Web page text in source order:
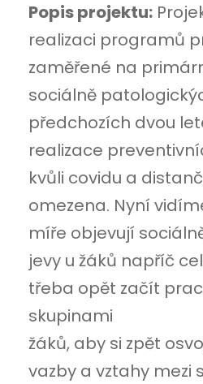
Popis projektu:
realizaci programů
zaměřené na
sociálně
předchozích dvou
realizace
kvůli covidu a
omezena. Nyní
míře objevují
jevy u žáků napříč
třeba opět začít
skupinami
žáků, aby si zpět
vazby a vztahy mezi